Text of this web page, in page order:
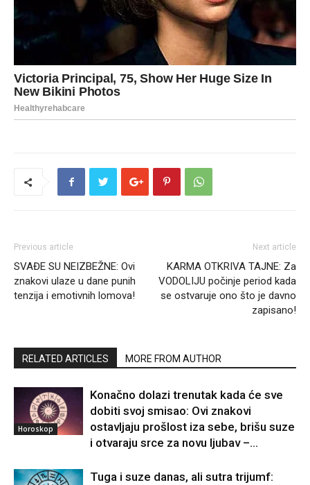
Previous article
SVAĐE SU NEIZBEŽNE: Ovi
znakovi ulaze u dane punih
tenzija i emotivnih lomova!
Next article
KARMA OTKRIVA TAJNE: Za
VODOLIJU počinje period kada
se ostvaruje ono što je davno
zapisano!
RELATED ARTICLES MORE FROM AUTHOR
Horoskop
Konačno dolazi trenutak kada će sve
dobiti svoj smisao: Ovi znakovi
ostavljaju prošlost iza sebe, brišu suze
i otvaraju srce za novu ljubav –...
Tuga i suze danas, ali sutra trijumf: